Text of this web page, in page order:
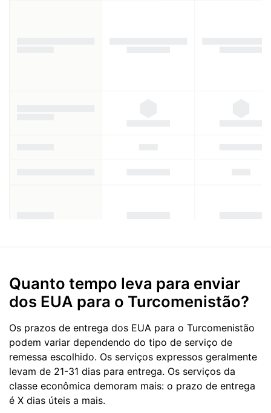
Quanto tempo leva para enviar
dos EUA para o Turcomenistão?
Os prazos de entrega dos EUA para o Turcomenistão
podem variar dependendo do tipo de serviço de
remessa escolhido. Os serviços expressos geralmente
levam de 21-31 dias para entrega. Os serviços da
classe econômica demoram mais: o prazo de entrega
é X dias úteis a mais.